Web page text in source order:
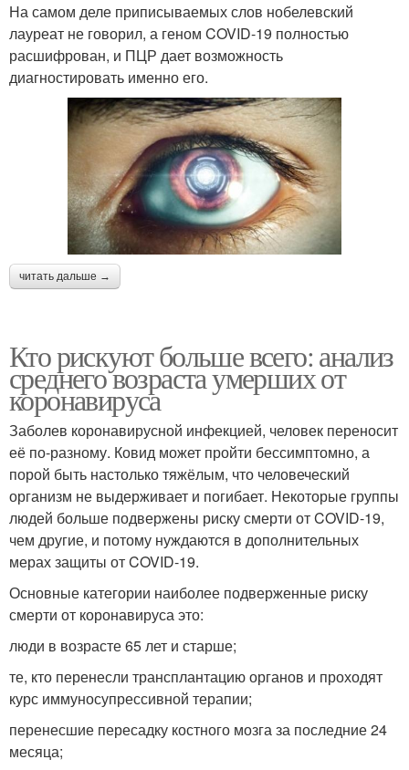
На самом деле приписываемых слов нобелевский
лауреат не говорил, а геном COVID-19 полностью
расшифрован, и ПЦР дает возможность
диагностировать именно его.
читать дальше →
Кто рискуют больше всего: анализ
среднего возраста умерших от
коронавируса
Заболев коронавирусной инфекцией, человек переносит
её по-разному. Ковид может пройти бессимптомно, а
порой быть настолько тяжёлым, что человеческий
организм не выдерживает и погибает. Некоторые группы
людей больше подвержены риску смерти от COVID-19,
чем другие, и потому нуждаются в дополнительных
мерах защиты от COVID-19.
Основные категории наиболее подверженные риску
смерти от коронавируса это:
люди в возрасте 65 лет и старше;
те, кто перенесли трансплантацию органов и проходят
курс иммуносупрессивной терапии;
перенесшие пересадку костного мозга за последние 24
месяца;